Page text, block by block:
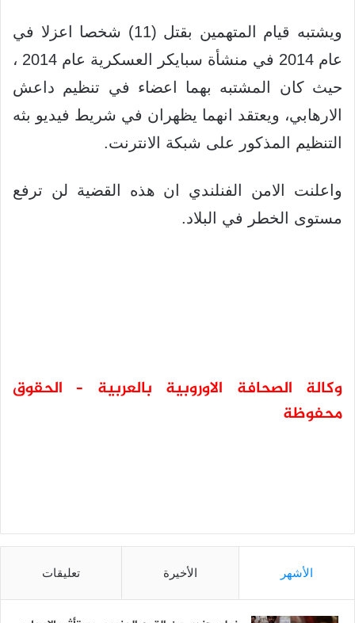
ويشتبه قيام المتهمين بقتل (11) شخصا اعزلا في
عام 2014 في منشأة سبايكر العسكرية عام 2014 ،
حيث كان المشتبه بهما اعضاء في تنظيم داعش
الارهابي، ويعتقد انهما يظهران في شريط فيديو بثه
التنظيم المذكور على شبكة الانترنت.
واعلنت الامن الفنلندي ان هذه القضية لن ترفع
مستوى الخطر في البلاد.
وكالة الصحافة الاوروبية بالعربية – الحقوق
محفوظة
الأشهر الأخيرة تعليقات